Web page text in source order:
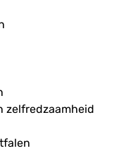
zelfredzaamheid